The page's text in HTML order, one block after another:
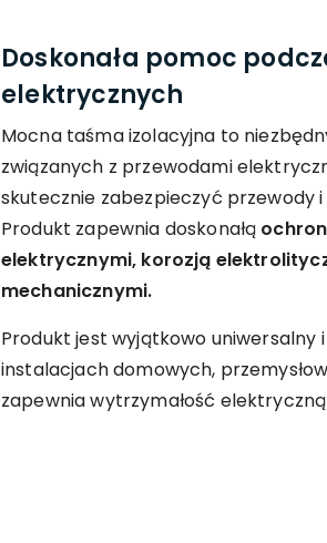
Doskonała pomoc
elektrycznych
Mocna taśma izolacyjna to
związanych z przewodami
skutecznie zabezpieczyć przewody
Produkt zapewnia doskonałą
elektrycznymi, korozją
mechanicznymi.
Produkt jest wyjątkowo uniwersalny
instalacjach domowych,
zapewnia wytrzymałość